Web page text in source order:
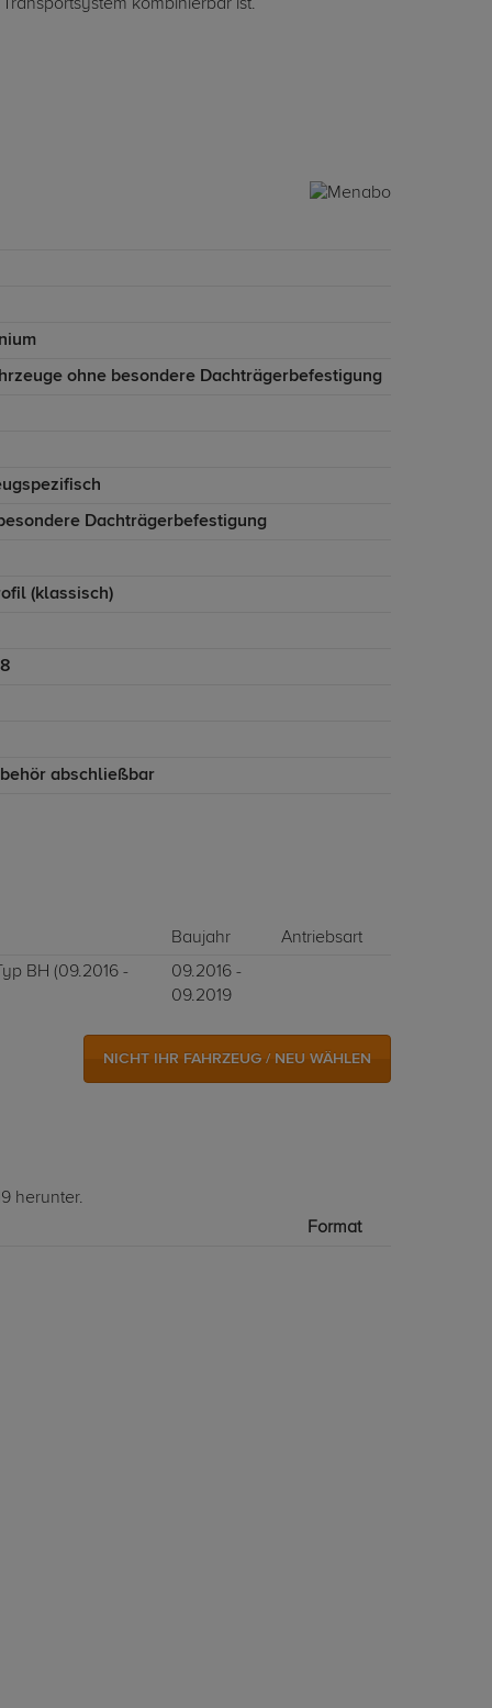
kombinierbar ist.
ohne besondere Dachträgerbefestigung
Dachträgerbefestigung
(klassisch)
abschließbar
Baujahr
Antriebsart
BH (09.2016 -
09.2016 -
09.2019
NICHT IHR FAHRZEUG / NEU WÄHLEN
herunter.
Format